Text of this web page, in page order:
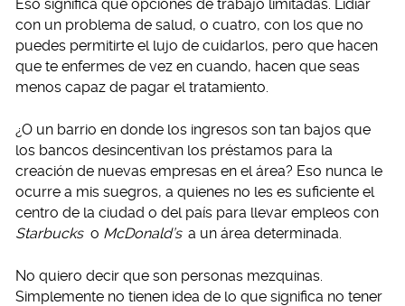
Eso significa que opciones de trabajo limitadas. Lidiar
con un problema de salud, o cuatro, con los que no
puedes permitirte el lujo de cuidarlos, pero que hacen
que te enfermes de vez en cuando, hacen que seas
menos capaz de pagar el tratamiento.
¿O un barrio en donde los ingresos son tan bajos que
los bancos desincentivan los préstamos para la
creación de nuevas empresas en el área? Eso nunca le
ocurre a mis suegros, a quienes no les es suficiente el
centro de la ciudad o del país para llevar empleos con
Starbucks o McDonald’s a un área determinada.
No quiero decir que son personas mezquinas.
Simplemente no tienen idea de lo que significa no tener